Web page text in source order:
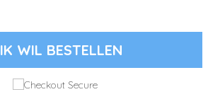
IK WIL BESTELLEN